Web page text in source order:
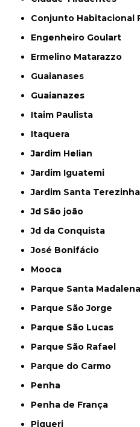
Conjunto
Engenheiro Goulart
Ermelino Matarazzo
Guaianases
Guaianazes
Itaim Paulista
Itaquera
Jardim Helian
Jardim Iguatemi
Jardim Santa Terezinha
Jd São joão
Jd da Conquista
José Bonifácio
Mooca
Parque Santa Madalena
Parque São Jorge
Parque São Lucas
Parque São Rafael
Parque do Carmo
Penha
Penha de França
Piqueri